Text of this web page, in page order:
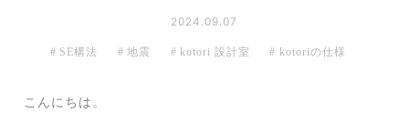
2024.09.07
SE構法 地震 kotori 設計室 kotoriの仕様
こんにちは。